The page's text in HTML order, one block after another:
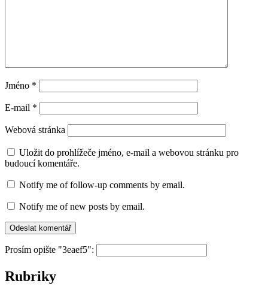
Jméno *
E-mail *
Webová stránka
Uložit do prohlížeče jméno, e-mail a webovou stránku pro
budoucí komentáře.
Notify me of follow-up comments by email.
Notify me of new posts by email.
Prosím opište "3eaef5":
Rubriky